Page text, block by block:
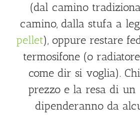
(dal camino
camino, dalla stufa a
pellet), oppure restare
termosifone (o
come dir si voglia).
prezzo e la resa di un
dipenderanno da